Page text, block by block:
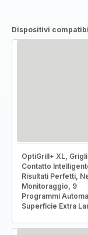
Dispositivi
OptiGrill+ XL,
Contatto
Risultati Perfetti,
Monitoraggio, 9
Programmi
Superficie Extra